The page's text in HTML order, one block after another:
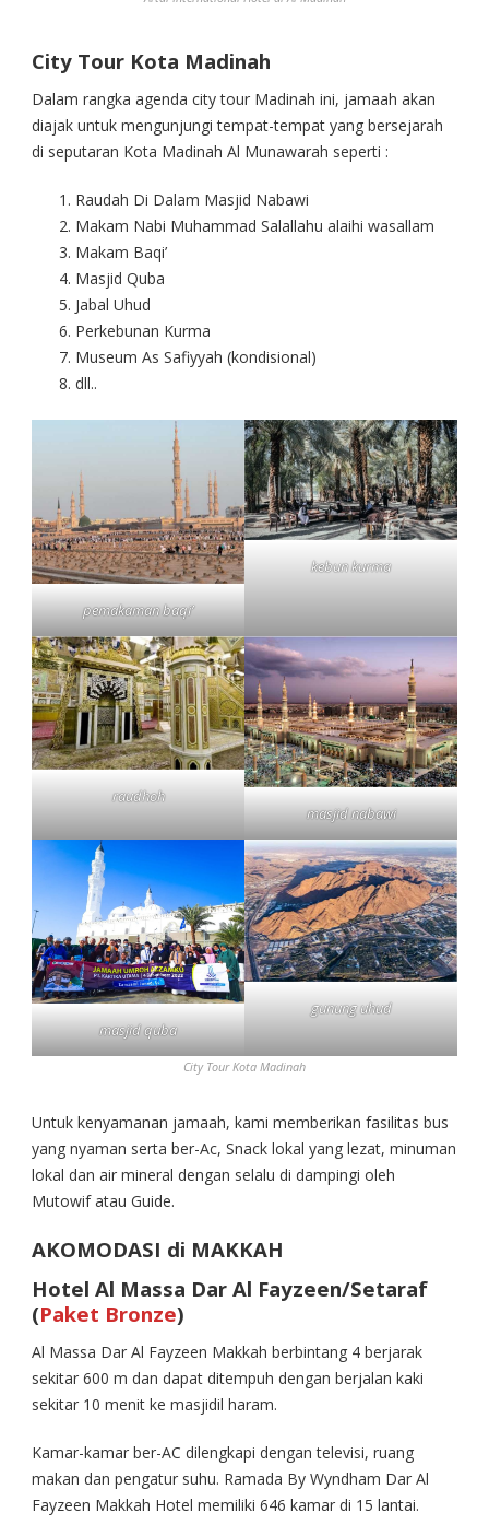
City Tour Kota Madinah
Dalam rangka agenda city tour Madinah ini, jamaah akan
diajak untuk mengunjungi tempat-tempat yang bersejarah
di seputaran Kota Madinah Al Munawarah seperti :
Raudah Di Dalam Masjid Nabawi
Makam Nabi Muhammad Salallahu alaihi wasallam
Makam Baqi’
Masjid Quba
Jabal Uhud
Perkebunan Kurma
Museum As Safiyyah (kondisional)
dll..
pemakaman baqi’
kebun kurma
raudhoh
masjid nabawi
masjid quba
gunung uhud
City Tour Kota Madinah
Untuk kenyamanan jamaah, kami memberikan fasilitas bus
yang nyaman serta ber-Ac, Snack lokal yang lezat, minuman
lokal dan air mineral dengan selalu di dampingi oleh
Mutowif atau Guide.
AKOMODASI di MAKKAH
Hotel Al Massa Dar Al Fayzeen/Setaraf
(Paket Bronze)
Al Massa Dar Al Fayzeen Makkah berbintang 4 berjarak
sekitar 600 m dan dapat ditempuh dengan berjalan kaki
sekitar 10 menit ke masjidil haram.
Kamar-kamar ber-AC dilengkapi dengan televisi, ruang
makan dan pengatur suhu. Ramada By Wyndham Dar Al
Fayzeen Makkah Hotel memiliki 646 kamar di 15 lantai.